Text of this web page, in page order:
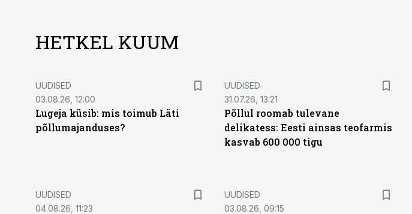
HETKEL KUUM
UUDISED
03.08.26, 12:00
Lugeja küsib: mis toimub Läti
põllumajanduses?
UUDISED
31.07.26, 13:21
Põllul roomab tulevane
delikatess: Eesti ainsas teofarmis
kasvab 600 000 tigu
UUDISED
04.08.26, 11:23
UUDISED
03.08.26, 09:15